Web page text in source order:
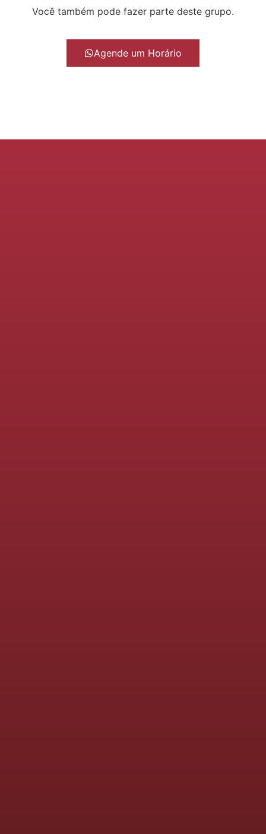
Você também pode fazer parte deste grupo.
Agende um Horário